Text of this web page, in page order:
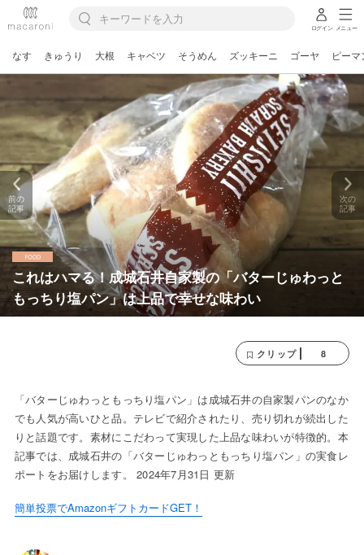
ログイン メニュー
なす きゅうり 大根 キャベツ そうめん ズッキーニ ゴーヤ ピーマ
これはハマる！成城石井自家製の「バターじゅわっと
もっちり塩パン」は上品で幸せな味わい
前の
記事
次の
記事
クリップ 8
「バターじゅわっともっちり塩パン」は成城石井の自家製パンのなか
でも人気が高いひと品。テレビで紹介されたり、売り切れが続出した
りと話題です。素材にこだわって実現した上品な味わいが特徴的。本
記事では、成城石井の「バターじゅわっともっちり塩パン」の実食レ
ポートをお届けします。 2024年7月31日 更新
簡単投票でAmazonギフトカードGET！